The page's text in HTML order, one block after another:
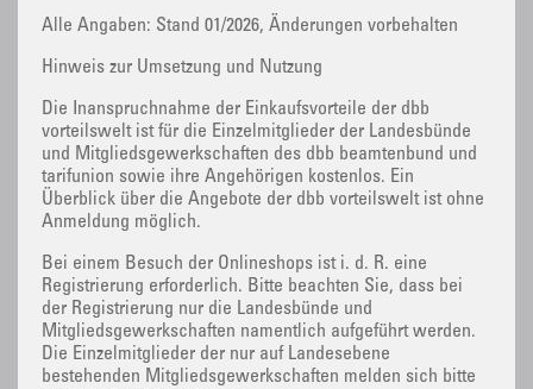
Alle Angaben: Stand 01/2026, Änderungen vorbehalten
Hinweis zur Umsetzung und Nutzung
Die Inanspruchnahme der Einkaufsvorteile der dbb
vorteilswelt ist für die Einzelmitglieder der Landesbünde
und Mitgliedsgewerkschaften des dbb beamtenbund und
tarifunion sowie ihre Angehörigen kostenlos. Ein
Überblick über die Angebote der dbb vorteilswelt ist ohne
Anmeldung möglich.
Bei einem Besuch der Onlineshops ist i. d. R. eine
Registrierung erforderlich. Bitte beachten Sie, dass bei
der Registrierung nur die Landesbünde und
Mitgliedsgewerkschaften namentlich aufgeführt werden.
Die Einzelmitglieder der nur auf Landesebene
bestehenden Mitgliedsgewerkschaften melden sich bitte